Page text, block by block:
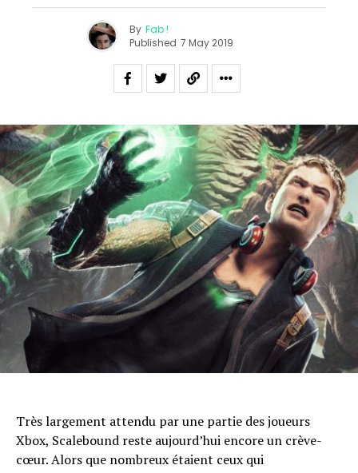
By Fab !
Published 7 May 2019
Très largement attendu par une partie des joueurs
Xbox, Scalebound reste aujourd’hui encore un crève-
cœur. Alors que nombreux étaient ceux qui